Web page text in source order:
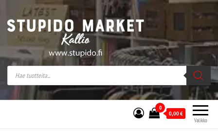
Stupido Market – verkossa ja kivijalassa
Stupido Market on vaihtoehtomusaan
erikoistunut verkko- sekä
kivijalkakauppa Helsingissä Kallion
sydämessä.
Valikko
0
0,00€